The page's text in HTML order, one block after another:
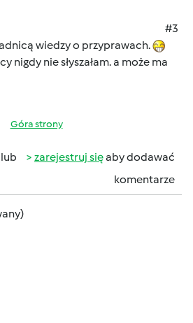
#3
wiedzy o przyprawach.
nigdy nie słyszałam. a może ma
Góra strony
lub zarejestruj sięaby dodawać
komentarze